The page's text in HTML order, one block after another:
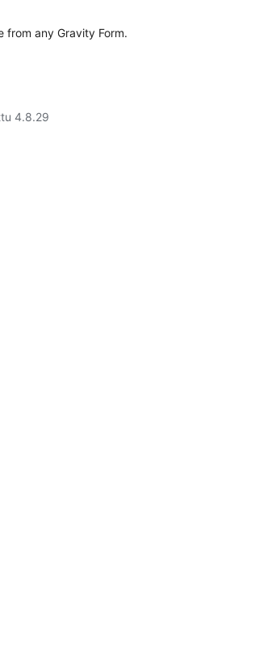
from any Gravity Form.
4.8.29